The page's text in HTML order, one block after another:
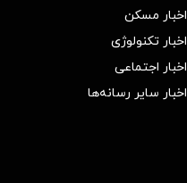
اخبار مسکن
اخبار تکنولوژی
اخبار اجتماعی
اخبار سایر رسانه‌‌ها